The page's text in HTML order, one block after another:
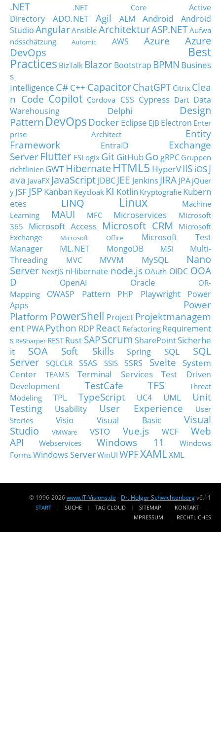
.NET .NET Core
Active
Directory
ADO.NET Agil ALM Android
Android
StudioAngularAnsible ArchitekturASP.NETAufwa
ndsschätzung
Automic AWS Azure
Azure
DevOps
Best
Practices BizTalk Blazor Bootstrap BPMN Busines
s
Intelligence C#C++ CapacitorChatGPT Citrix Clea
n Code Copilot Cordova CSS Cypress Dart Data
Warehousing
Delphi
Design
Pattern DevOps DockerEclipse EJB Electron Enter
prise Architect
Entity
Framework
EntraID
Exchange
Server Flutter FSLogix Git GitHubGo gRPC Gruppen
richtlinien GWT HibernateHTML5 HyperVIIS iOSJ
ava JavaFX JavaScript JDBC JEE Jenkins JIRA JPA jQuer
y JSF JSP Kanban Keycloak KI Kotlin Kryptografie Kubern
etes
LINQ Linux
Machine
Learning
MAUI MFC Microservices
Microsoft
365
Microsoft Access Microsoft CRM
Microsoft
Exchange
Microsoft Office
Microsoft Test
Manager
ML.NET MongoDB MSI
Multi-
Threading
MVC MVVM MySQL
Nano
Server NextJS nHibernate node.js OAuth OIDC OOA
D
OpenAI Oracle
OR-
Mapping
OWASP Pattern PHP Playwright
Power
Apps
Power
Platform PowerShell Project Projektmanagem
ent PWA Python RDP React Refactoring Requirement
s ReSharper RESTRust SAPScrum SharePointSicherhe
it
SOA Soft Skills Spring SQL
SQL
Server
SQLCLR SSAS SSIS SSRS Svelte
System
Center
TEAMS Terminal Services
Test Driven
Development
TestCafe TFS
Threat
Modeling
TPL TypeScript UC4 UML
Unit
Testing
Usability User Experience
User
Stories
Visio Visual Basic
Visual
Studio
VMWare VSTO Vue.js WCF
Web
API
Webservices Windows 11
Windows
FormsWindows ServerWinUI WPFXAMLXML
© 1996-2026www.IT-Visions.de - Dr. Holger Schwichtenbergv6.11
START SUCHE TAG CLOUD SITEMAP
KONTAKT
IMPRESSUM
RECHTLICHES